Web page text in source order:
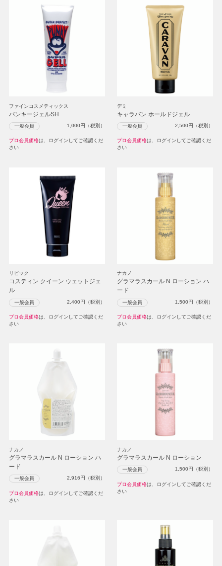
ファインコスメティックス
パンキージェルSH
一般会員 1,000円（税別）
プロ会員価格は、ログインしてご確認くだ
さい
デミ
キャラバン ホールドジェル
一般会員 2,500円（税別）
プロ会員価格は、ログインしてご確認くだ
さい
リビック
コスティン クイーン ウェットジェ
ル
一般会員 2,400円（税別）
プロ会員価格は、ログインしてご確認くだ
さい
ナカノ
グラマラスカール N ローション ハ
ード
一般会員 1,500円（税別）
プロ会員価格は、ログインしてご確認くだ
さい
ナカノ
グラマラスカール N ローション ハ
ード
一般会員 2,916円（税別）
プロ会員価格は、ログインしてご確認くだ
さい
ナカノ
グラマラスカール N ローション
一般会員 1,500円（税別）
プロ会員価格は、ログインしてご確認くだ
さい